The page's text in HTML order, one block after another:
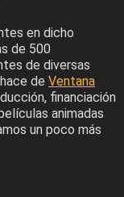
en dicho
de 500
de diversas
de Ventana
financiación
animadas
un poco más